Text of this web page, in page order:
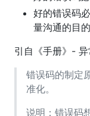
好的错误码
量沟通的目
引自《手册》-
错误码的制定
准化。
说明：错误码